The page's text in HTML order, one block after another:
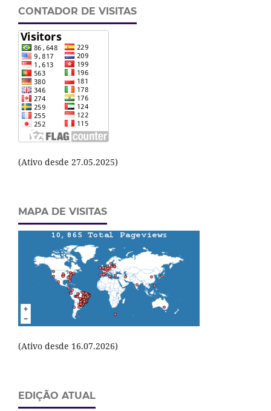
CONTADOR DE VISITAS
(Ativo desde 27.05.2025)
MAPA DE VISITAS
(Ativo desde 16.07.2026)
EDIÇÃO ATUAL